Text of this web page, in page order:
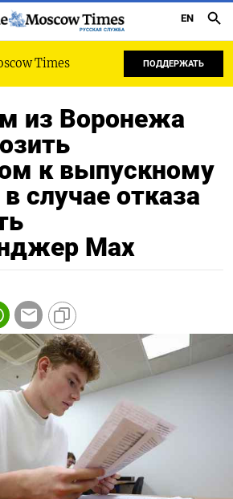
РУССКАЯ СЛУЖБА
EN
Times ПОДДЕРЖАТЬ
из Воронежа
к выпускному
случае отказа
Max